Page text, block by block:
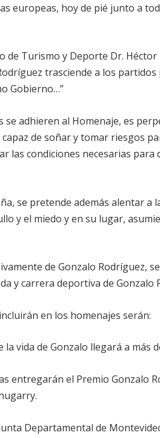
europeas, hoy de pié junto a
de Turismo y Deporte Dr.
trasciende a los
Gobierno…”
se adhieren al Homenaje, es
de soñar y tomar riesgos
las condiciones necesarias
se pretende además alentar a
y el miedo y en su lugar,
de Gonzalo Rodríguez,
y carrera deportiva de Gonzalo
en los homenajes serán:
la vida de Gonzalo llegará a más
entregarán el Premio Gonzalo
Departamental de